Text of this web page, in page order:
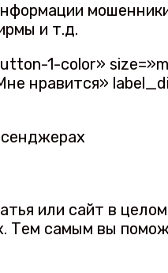
и т.д.
1-color»
нравится»
или сайт в
Тем самым вы